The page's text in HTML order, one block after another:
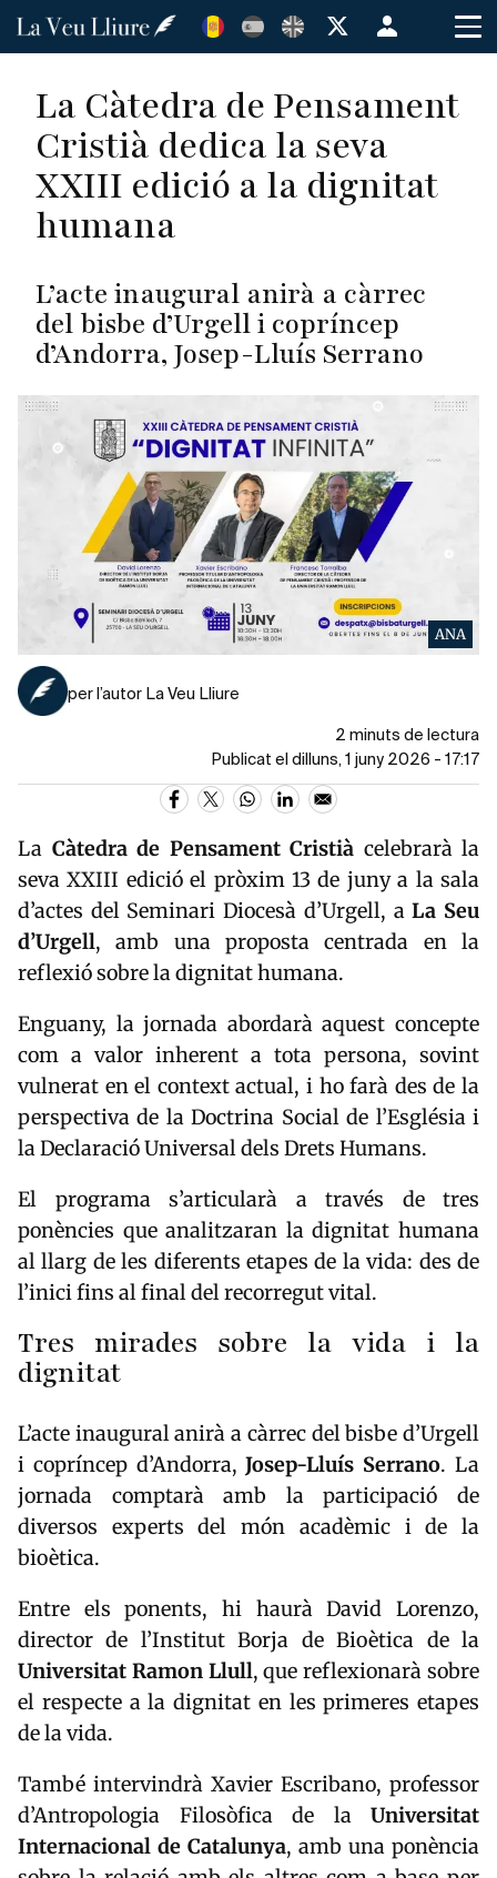
Vés
Menú
de
cuenta
de
usuario
La Càtedra de Pensament
Cristià dedica la seva
XXIII edició a la dignitat
humana
L’acte inaugural anirà a càrrec
del bisbe d’Urgell i copríncep
d’Andorra, Josep-Lluís Serrano
ANA
per l’autor La Veu Lliure
2 minuts de lectura
Publicat el dilluns, 1 juny 2026 - 17:17
La Càtedra de Pensament Cristià celebrarà la
seva XXIII edició el pròxim 13 de juny a la sala
d’actes del Seminari Diocesà d’Urgell, aLa Seu
d’Urgell, amb una proposta centrada en la
reflexió sobre la dignitat humana.
Enguany, la jornada abordarà aquest concepte
com a valor inherent a tota persona, sovint
vulnerat en el context actual, i ho farà des de la
perspectiva de la Doctrina Social de l’Església i
la Declaració Universal dels Drets Humans.
El programa s’articularà a través de tres
ponències que analitzaran la dignitat humana
al llarg de les diferents etapes de la vida: des de
l’inici fins al final del recorregut vital.
Tres mirades sobre la vida i la
dignitat
L’acte inaugural anirà a càrrec del bisbe d’Urgell
i copríncep d’Andorra,Josep-Lluís Serrano. La
jornada comptarà amb la participació de
diversos experts del món acadèmic i de la
bioètica.
Entre els ponents, hi haurà David Lorenzo,
director de l’Institut Borja de Bioètica de la
Universitat Ramon Llull, que reflexionarà sobre
el respecte a la dignitat en les primeres etapes
de la vida.
També intervindrà Xavier Escribano, professor
d’Antropologia Filosòfica de la Universitat
Internacional de Catalunya, amb una ponència